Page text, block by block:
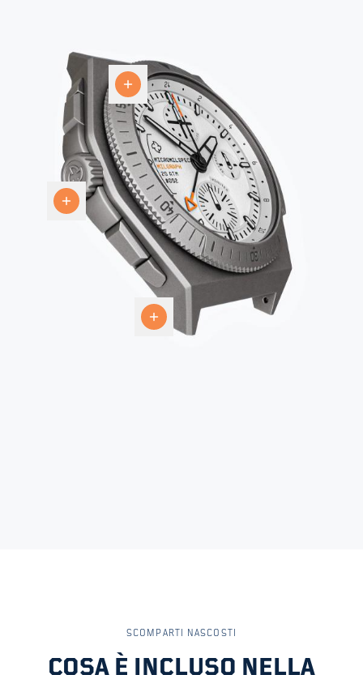
Corona
Titanio
grado
Cornice
SCOMPARTI NASCOSTI
COSA È INCLUSO NELLA